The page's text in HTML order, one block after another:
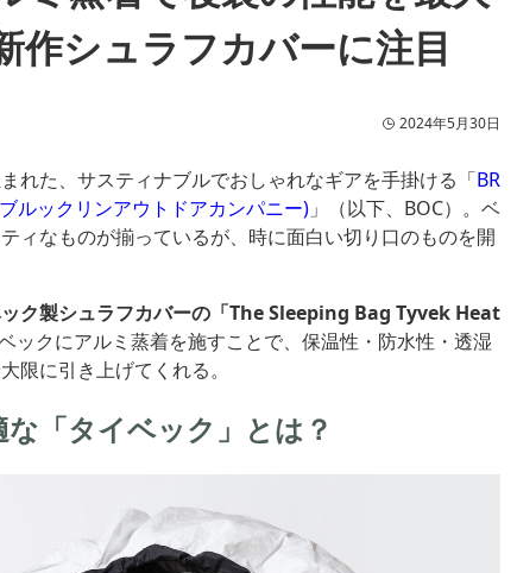
作シュラフカバーに注目
2024年5月30日
れた、サスティナブルでおしゃれなギアを手掛ける「BR
ルックリンアウトドアカンパニー) 」（以下、BOC）。ベ
ィなものが揃っているが、時に面白い切り口のものを開
ク製シュラフカバーの「The Sleeping Bag Tyvek Heat
ックにアルミ蒸着を施すことで、保温性・防水性・透湿
限に引き上げてくれる。
「タイベック」とは？